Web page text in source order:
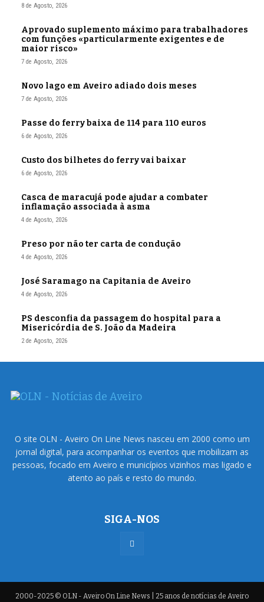
8 de Agosto, 2026
Aprovado suplemento máximo para trabalhadores
com funções «particularmente exigentes e de
maior risco»
7 de Agosto, 2026
Novo lago em Aveiro adiado dois meses
7 de Agosto, 2026
Passe do ferry baixa de 114 para 110 euros
6 de Agosto, 2026
Custo dos bilhetes do ferry vai baixar
6 de Agosto, 2026
Casca de maracujá pode ajudar a combater
inflamação associada à asma
4 de Agosto, 2026
Preso por não ter carta de condução
4 de Agosto, 2026
José Saramago na Capitania de Aveiro
4 de Agosto, 2026
PS desconfia da passagem do hospital para a
Misericórdia de S. João da Madeira
2 de Agosto, 2026
O site OLN - Aveiro On Line News nasceu em 2000 como um
jornal digital, para acompanhar os eventos que mobilizam as
pessoas, focado em Aveiro e municípios vizinhos mas ligado e
atento ao país e resto do mundo.
SIGA-NOS
2000-2025 © OLN - Aveiro On Line News | 25 anos de notícias de Aveiro